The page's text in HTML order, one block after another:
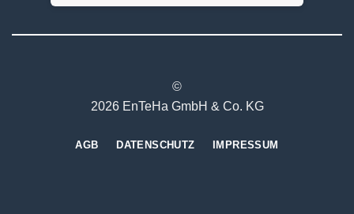
©
2026 EnTeHa GmbH & Co. KG
AGB DATENSCHUTZ IMPRESSUM